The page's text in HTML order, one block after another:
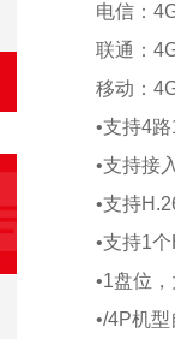
电信：
联通：
移动：
•支持4
•支持接
•支持
•支持1
•1盘位
•/4P机